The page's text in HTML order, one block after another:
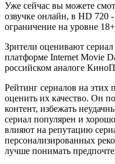
Уже сейчас вы можете
озвучке онлайн, в HD 720
ограничение на уровне
Зрители оценивают
платформе Internet Movie
российском аналоге
Рейтинг сериалов на
оценить их качество. Он
контент, избежать
сериал популярен и
влияют на репутацию
персонализированных
лучше понимать